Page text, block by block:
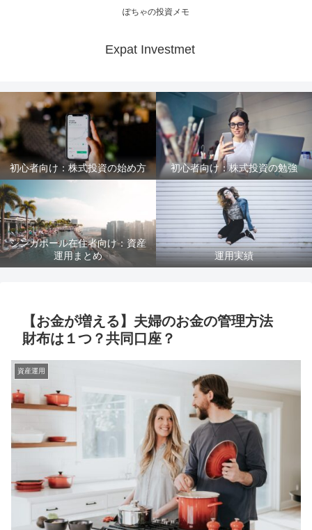
ぽちゃの投資メモ
Expat Investmet
初心者向け：株式投資の始め方 初心者向け：株式投資の勉強
シンガポール在住者向け：資産
運用まとめ
運用実績
【お金が増える】夫婦のお金の管理方法
財布は１つ？共同口座？
資産運用